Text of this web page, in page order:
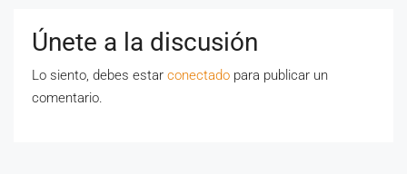
Únete a la discusión
Lo siento, debes estar conectado para publicar un
comentario.